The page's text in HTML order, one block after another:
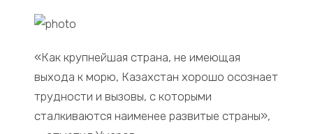
«Как крупнейшая страна, не имеющая
выхода к морю, Казахстан хорошо осознает
трудности и вызовы, с которыми
сталкиваются наименее развитые страны»,